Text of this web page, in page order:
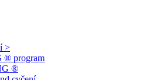
>
® program
®